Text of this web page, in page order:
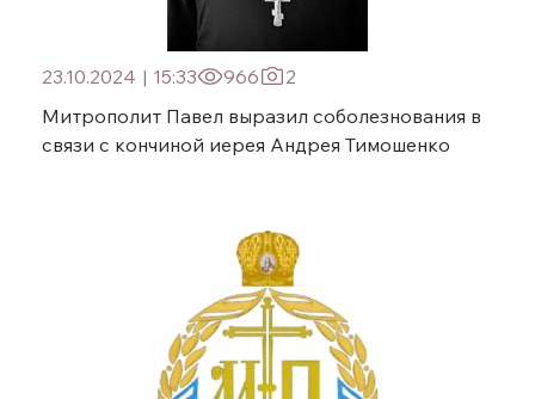
23.10.2024 | 15:33 966
2
Митрополит Павел выразил соболезнования в
связи с кончиной иерея Андрея Тимошенко